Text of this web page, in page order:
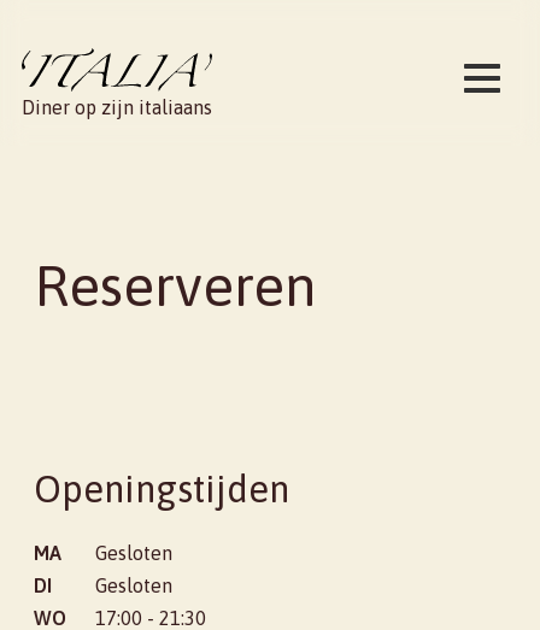
Diner op zijn italiaans
Reserveren
Openingstijden
MA
Gesloten
DI
Gesloten
WO
17:00 - 21:30